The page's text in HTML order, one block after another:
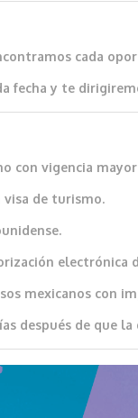
cada
fecha y te
con vigencia mayor
visa de turismo.
electrónica
mexicanos con
después de que